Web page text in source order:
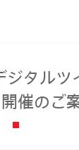
タルツ
催のご